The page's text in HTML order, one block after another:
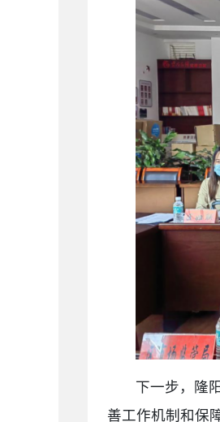
下一步，隆
善工作机制和保